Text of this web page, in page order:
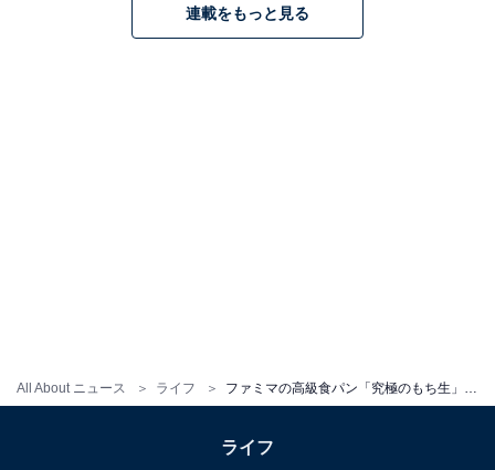
All About ニュース ライフ
連載をもっと見る
ライフ